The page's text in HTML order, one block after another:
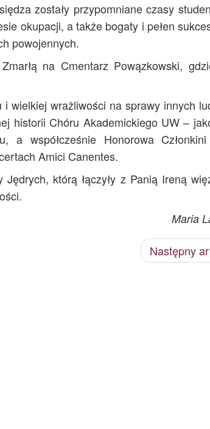
zostały przypomniane czasy
okupacji, a także bogaty i pełen
powojennych.
na Cmentarz Powązkowski,
wielkiej wrażliwości na sprawy innych
historii Chóru Akademickiego UW –
a współcześnie Honorowa
Amici Canentes.
którą łączyły z Panią Ireną
Maria
Następny